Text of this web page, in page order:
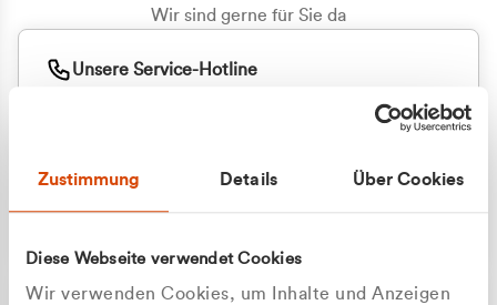
Zustimmung Details Über Cookies
Diese Webseite verwendet Cookies
Wir verwenden Cookies, um Inhalte und Anzeigen
Wir sind gerne für Sie da
Unsere Service-Hotline
+49 177 8376058